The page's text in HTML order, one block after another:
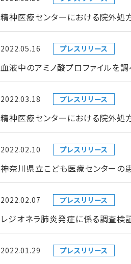
精神医療センターにおける院外処
2022.05.16 プレスリリース
血液中のアミノ酸プロファイルを
2022.03.18 プレスリリース
精神医療センターにおける院外処
2022.02.10 プレスリリース
神奈川県立こども医療センターの
2022.02.07 プレスリリース
レジオネラ肺炎発症に係る調査検
2022.01.29 プレスリリース